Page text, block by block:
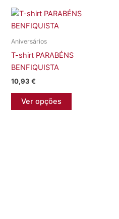
Aniversários
T-shirt PARABÉNS
BENFIQUISTA
10,93 €
Ver opções
This